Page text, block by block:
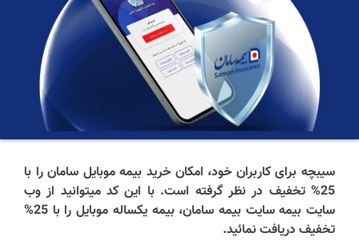
سیبچه برای کاربران خود، امکان خرید بیمه موبایل سامان را با
25% تخفیف در نظر گرفته است. با این کد میتوانید از وب
سایت بیمه سایت بیمه سامان، بیمه یکساله موبایل را با 25%
تخفیف دریافت نمائید.